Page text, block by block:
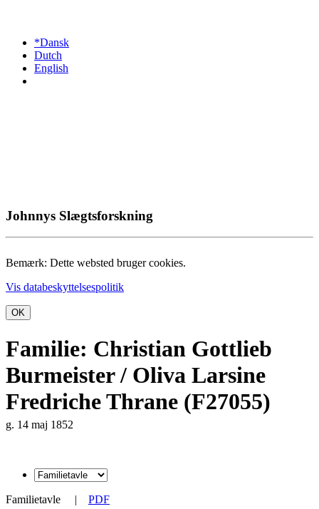
*Dansk
Dutch
English
Johnnys Slægtsforskning
Bemærk: Dette websted bruger cookies.
Vis databeskyttelsespolitik
OK
Familie: Christian Gottlieb
Burmeister / Oliva Larsine
Fredriche Thrane (F27055)
g. 14 maj 1852
Familietavle | PDF